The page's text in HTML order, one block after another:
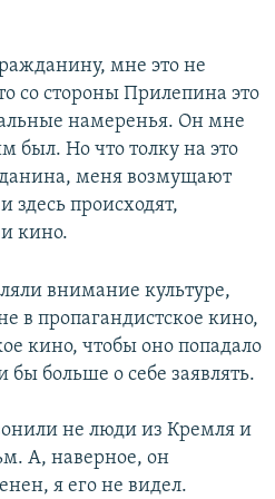
мне это не
со стороны Прилепина это
намеренья. Он мне
был. Но что толку на это
меня возмущают
происходят,
кино.
внимание культуре,
в пропагандистское кино,
кино, чтобы оно попадало
больше о себе заявлять.
не люди из Кремля и
А, наверное, он
я его не видел.